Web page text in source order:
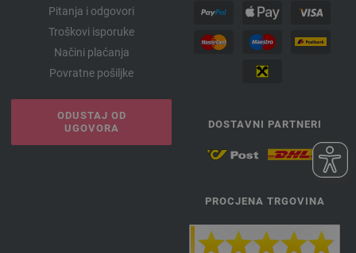
Pitanja i odgovori
Troškovi isporuke
Načini plaćanja
Povratne pošiljke
ODUSTAJ OD
UGOVORA
DOSTAVNI PARTNERI
PROCJENA TRGOVINA